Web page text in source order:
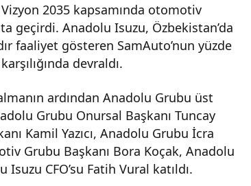
2035 kapsamında otomotiv
geçirdi. Anadolu Isuzu, Özbekistan’da
faaliyet gösteren SamAuto’nun yüzde
devraldı.
ardından Anadolu Grubu üst
Grubu Onursal Başkanı Tuncay
Kamil Yazıcı, Anadolu Grubu İcra
Grubu Başkanı Bora Koçak, Anadolu
CFO’su Fatih Vural katıldı.